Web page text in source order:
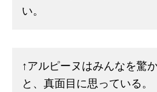
い。
↑アルピーヌはみんなを驚
と、真面目に思っている。